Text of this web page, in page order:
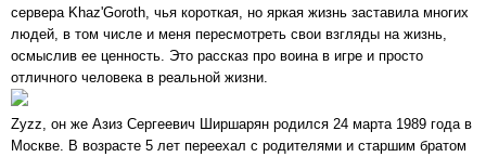
сервера Khaz'Goroth, чья короткая, но яркая жизнь заставила многих
людей, в том числе и меня пересмотреть свои взгляды на жизнь,
осмыслив ее ценность. Это рассказ про воина в игре и просто
отличного человека в реальной жизни.
Zyzz, он же Азиз Сергеевич Ширшарян родился 24 марта 1989 года в
Москве. В возрасте 5 лет переехал с родителями и старшим братом